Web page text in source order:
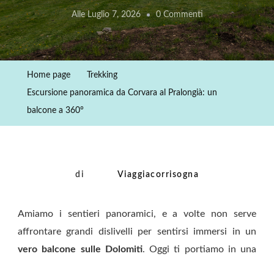
AlleLuglio 7, 2026 0 CommentiSu
Escursione
Panoramica
Home page Trekking
Escursione panoramica da Corvara al Pralongià: un
balcone a 360°
di Viaggiacorrisogna
Amiamo i sentieri panoramici, e a volte non serve
affrontare grandi dislivelli per sentirsi immersi in un
vero balcone sulle Dolomiti. Oggi ti portiamo in una